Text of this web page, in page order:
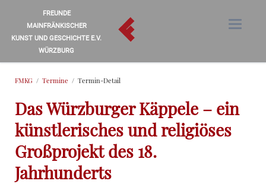
FREUNDE
MAINFRÄNKISCHER
KUNST UND GESCHICHTE E.V.
WÜRZBURG
FMKG Termine Termin-Detail
Das Würzburger Käppele – ein
künstlerisches und religiöses
Großprojekt des 18.
Jahrhunderts